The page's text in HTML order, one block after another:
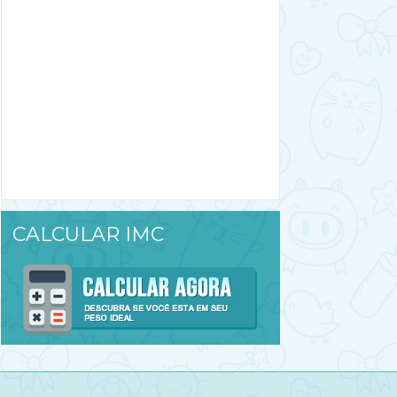
CALCULAR IMC